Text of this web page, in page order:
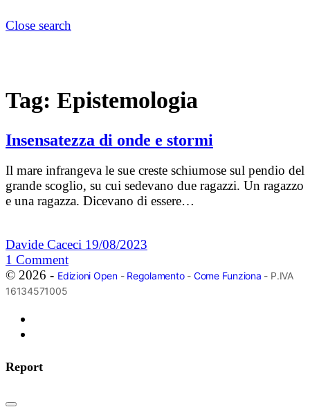
Close search
Tag: Epistemologia
Insensatezza di onde e stormi
Il mare infrangeva le sue creste schiumose sul pendio del
grande scoglio, su cui sedevano due ragazzi. Un ragazzo
e una ragazza. Dicevano di essere…
Davide Caceci 19/08/2023
1 Comment
© 2026 - Edizioni Open- Regolamento- Come Funziona - P.IVA
16134571005
Report